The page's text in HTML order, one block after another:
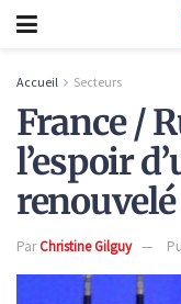
Accueil Secteurs
France /
l’espoir
ParChristine Gilguy